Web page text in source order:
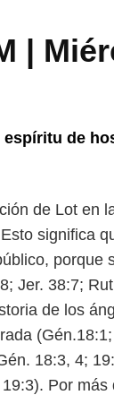
|
espíritu de
de Lot en
significa
porque
Jer. 38:7;
de los
(Gén.
18:3, 4;
Por